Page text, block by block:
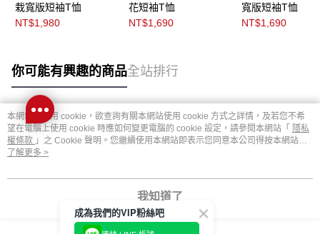
栽寬版短袖T恤
NT$1,980
花短袖T恤
NT$1,690
寬版短袖T恤
NT$1,690
你可能有興趣的商品全站排行
熱門標籤
本網站中使用 cookie，欲查詢有關本網站使用 cookie 方式之詳情，及若您不希
望在電腦上使用 cookie 時應如何變更電腦的 cookie 設定，請參閱本網站「 隱私
權條款 」之 Cookie 聲明。您繼續使用本網站即表示您同意本公司得按本網站使
用條款之 Cookie 聲明使用 cookie。
了解更多 >
我知道了
成為我們的VIP粉絲吧